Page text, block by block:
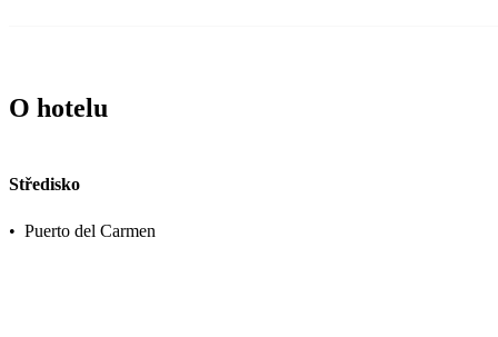
O hotelu
Středisko
• Puerto del Carmen